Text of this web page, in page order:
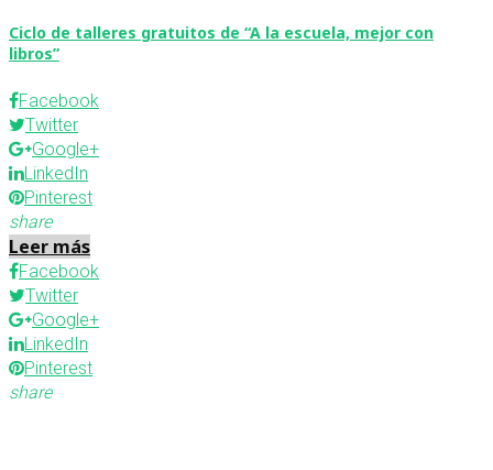
Ciclo de talleres gratuitos de “A la escuela, mejor con
libros”
Facebook
Twitter
Google+
LinkedIn
Pinterest
share
Leer más
Facebook
Twitter
Google+
LinkedIn
Pinterest
share